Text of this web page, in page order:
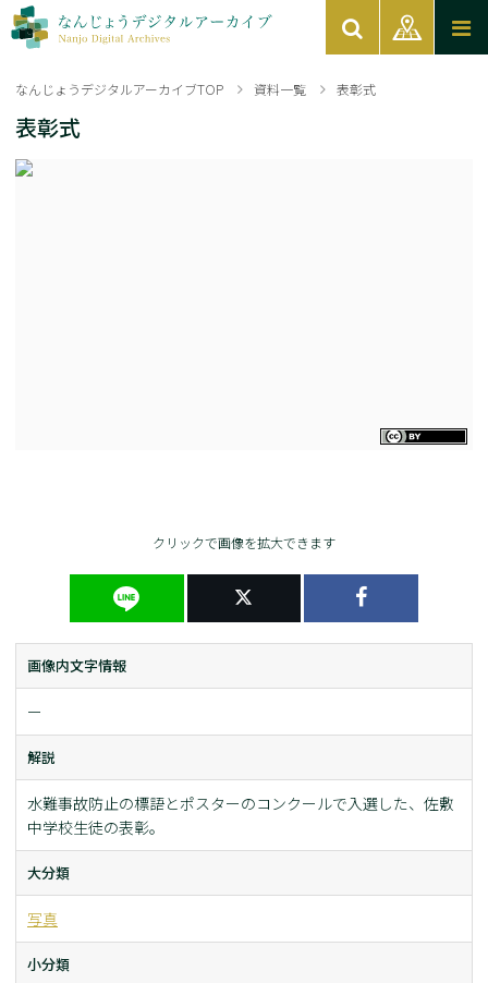
なんじょうデジタルアーカイブTOP 資料一覧 表彰式
表彰式
クリックで画像を拡大できます
画像内文字情報
ー
解説
水難事故防止の標語とポスターのコンクールで入選した、佐敷
中学校生徒の表彰。
大分類
写真
小分類